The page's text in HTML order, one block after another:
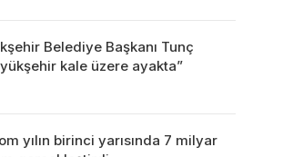
Belediye Başkanı Tunç
kale üzere ayakta”
yılın birinci yarısında 7 milyar